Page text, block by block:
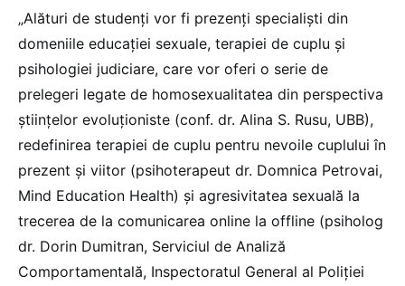
„Alături de studenți vor fi prezenți specialiști din
domeniile educației sexuale, terapiei de cuplu și
psihologiei judiciare, care vor oferi o serie de
prelegeri legate de homosexualitatea din perspectiva
științelor evoluționiste (conf. dr. Alina S. Rusu, UBB),
redefinirea terapiei de cuplu pentru nevoile cuplului în
prezent și viitor (psihoterapeut dr. Domnica Petrovai,
Mind Education Health) și agresivitatea sexuală la
trecerea de la comunicarea online la offline (psiholog
dr. Dorin Dumitran, Serviciul de Analiză
Comportamentală, Inspectoratul General al Poliției